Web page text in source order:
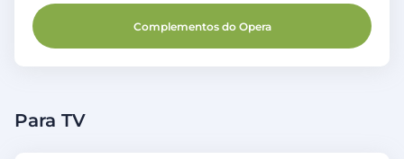
Complementos do Opera
Para TV